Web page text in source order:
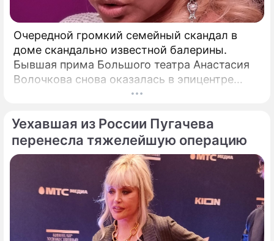
Очередной громкий семейный скандал в
доме скандально известной балерины.
Бывшая прима Большого театра Анастасия
Волочкова снова оказалась в эпицентре
громкого разбора полетов, который на этот
Уехавшая из России Пугачева
перенесла тяжелейшую операцию